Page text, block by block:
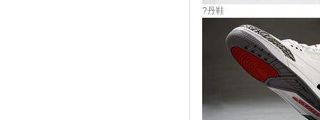
?丹鞋